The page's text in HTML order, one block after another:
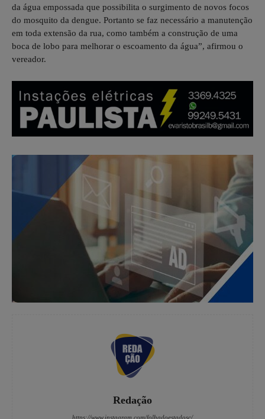
da água empossada que possibilita o surgimento de novos focos
do mosquito da dengue. Portanto se faz necessário a manutenção
em toda extensão da rua, como também a construção de uma
boca de lobo para melhorar o escoamento da água”, afirmou o
vereador.
Redação
https://www.instagram.com/folhadoestadosc/